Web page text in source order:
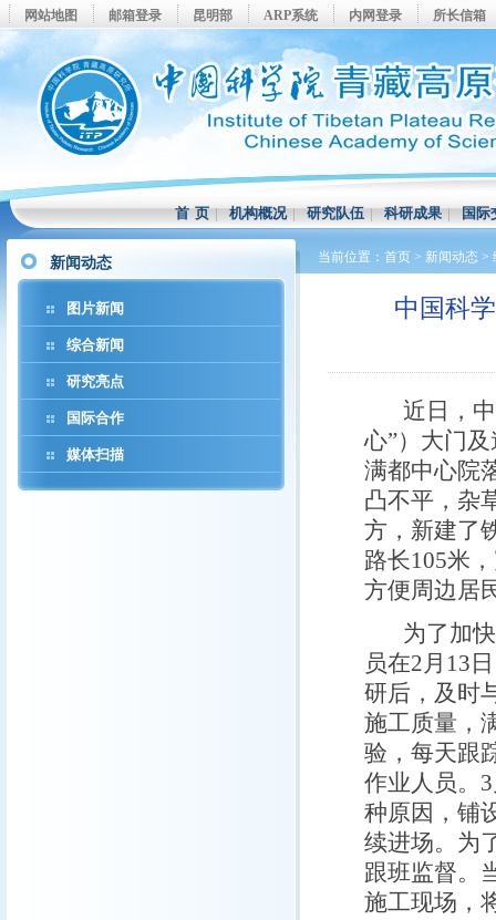
网站地图 邮箱登录 昆明部 ARP系统 内网登录 所长信箱
首 页|机构概况|研究队伍|科研成果|国际
新闻动态
图片新闻
综合新闻
研究亮点
国际合作
媒体扫描
当前位置： 首页 > 新闻动态 >
中国科
近日，中
心”）大门
满都中心院
凸不平，杂
方，新建了
路长105米
方便周边居
为了加快
员在2月13
研后，及时
施工质量，
验，每天跟
作业人员。
种原因，铺
续进场。为
跟班监督。
施工现场，